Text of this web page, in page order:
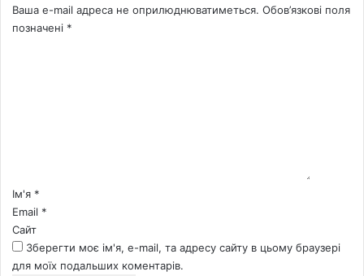
Ваша e-mail адреса не оприлюднюватиметься. Обов’язкові поля
позначені *
*Ім'я *
Email *
Сайт
Зберегти моє ім'я, e-mail, та адресу сайту в цьому браузері
для моїх подальших коментарів.